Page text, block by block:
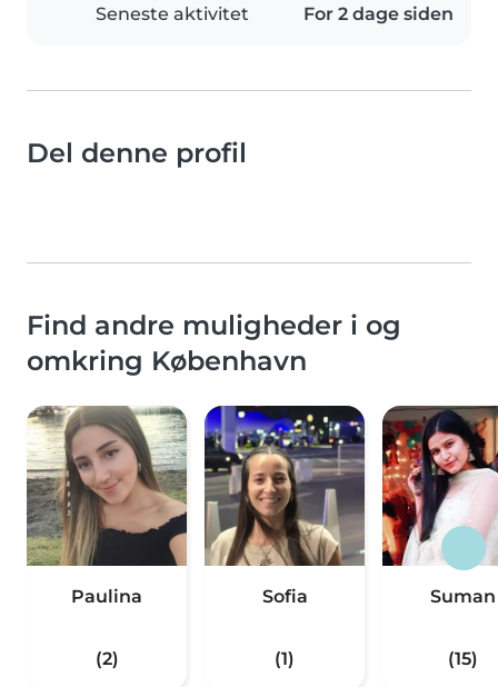
Seneste aktivitet For 2 dage siden
Del denne profil
Find andre muligheder i og
omkring København
Paulina
(2)
Sofia
(1)
Suman
(15)